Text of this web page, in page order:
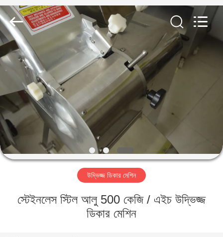
বাড়ি
ভিআর
শো
আমাদের
Jiuying
Food
Machinery
Co.,Ltd.
All
Rights
Reserved.
উদ্ভিজ্জ ডিকার মেশিন
স্টেইনলেস স্টিল আলু 500 কেজি / এইচ উদ্ভিজ্জ
ডিকার মেশিন